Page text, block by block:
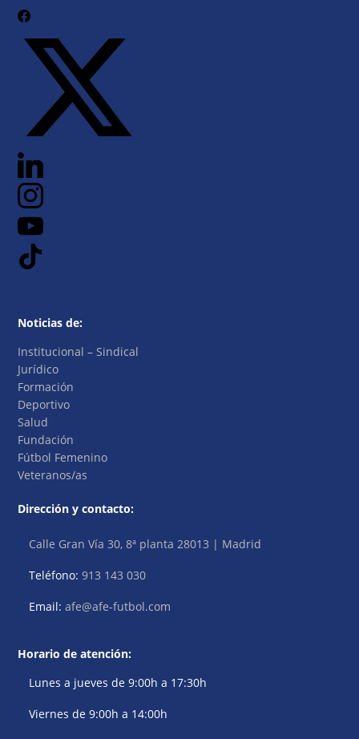
Noticias de:
Institucional – Sindical
Jurídico
Formación
Deportivo
Salud
Fundación
Fútbol Femenino
Veteranos/as
Dirección y contacto:
Calle Gran Vía 30, 8ª planta 28013 | Madrid
Teléfono:913 143 030
Email:afe@afe-futbol.com
Horario de atención:
Lunes a jueves de 9:00h a 17:30h
Viernes de 9:00h a 14:00h